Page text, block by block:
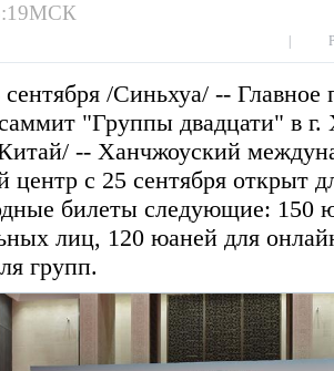
/Синьхуа/ -- Главное
"Группы двадцати" в
-- Ханчжоуский
центр с 25 сентября открыт
билеты следующие: 150
лиц, 120 юаней для
групп.